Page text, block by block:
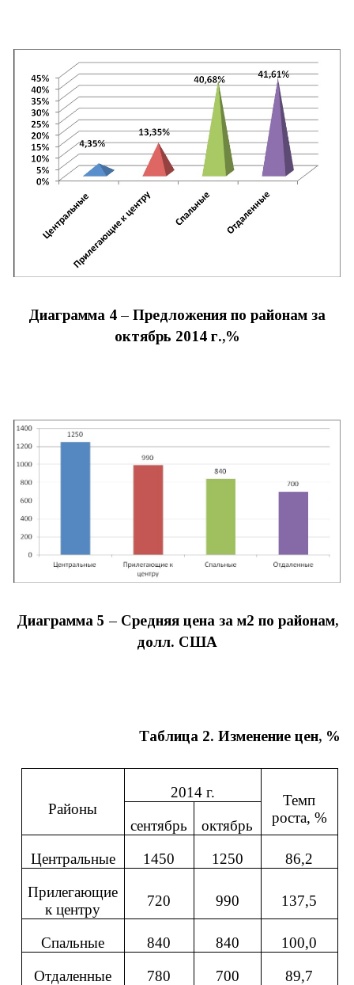
Диаграмма 4 – Предложения по районам за
октябрь 2014г.,%
Диаграмма 5 – Средняя цена за м2 по районам,
долл. США
Таблица 2. Изменение цен, %
Районы
2014 г.
Темп
роста, %
сентябрь
октябрь
Центральные
1450 1250
86,2
Прилегающие
к центру
720 990 137,5
Спальные 840 840
100,0
Отдаленные
780 700 89,7